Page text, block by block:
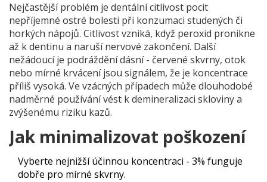
Nejčastější problém je dentální citlivost pocit
nepříjemné ostré bolesti při konzumaci studených či
horkých nápojů. Citlivost vzniká, když peroxid pronikne
až k dentinu a naruší nervové zakončení. Další
nežádoucí je podráždění dásní - červené skvrny, otok
nebo mírné krvácení jsou signálem, že je koncentrace
příliš vysoká. Ve vzácných případech může dlouhodobé
nadměrné používání vést k demineralizaci skloviny a
zvýšenému riziku kazů.
Jak minimalizovat poškození
Vyberte nejnižší účinnou koncentraci - 3% funguje
dobře pro mírné skvrny.